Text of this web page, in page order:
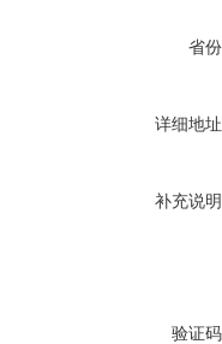
省
详细地
补充说
验证